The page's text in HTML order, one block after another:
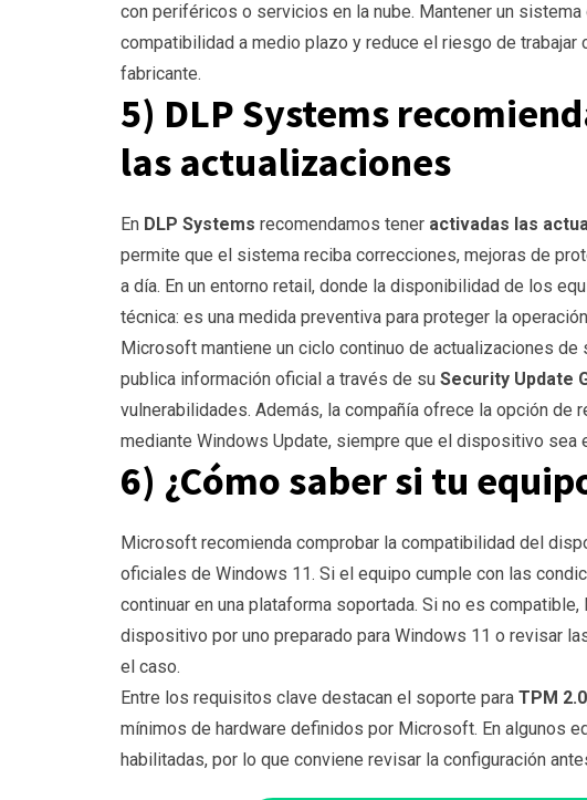
con periféricos o servicios en la nube. Mantener un
compatibilidad a medio plazo y reduce el riesgo de
fabricante.
5) DLP Systems
las actualizaciones
En DLP Systems recomendamos tener activadas las
permite que el sistema reciba correcciones, mejoras de
a día. En un entorno retail, donde la disponibilidad de los
técnica: es una medida preventiva para proteger la
Microsoft mantiene un ciclo continuo de actualizaciones
publica información oficial a través de su Security Update
vulnerabilidades. Además, la compañía ofrece la opción
mediante Windows Update, siempre que el dispositivo sea
6) ¿Cómo saber si tu
Microsoft recomienda comprobar la compatibilidad del
oficiales de Windows 11. Si el equipo cumple con las
continuar en una plataforma soportada. Si no es
dispositivo por uno preparado para Windows 11 o revisar
el caso.
Entre los requisitos clave destacan el soporte para TPM 2.0
mínimos de hardware definidos por Microsoft. En algunos
habilitadas, por lo que conviene revisar la configuración